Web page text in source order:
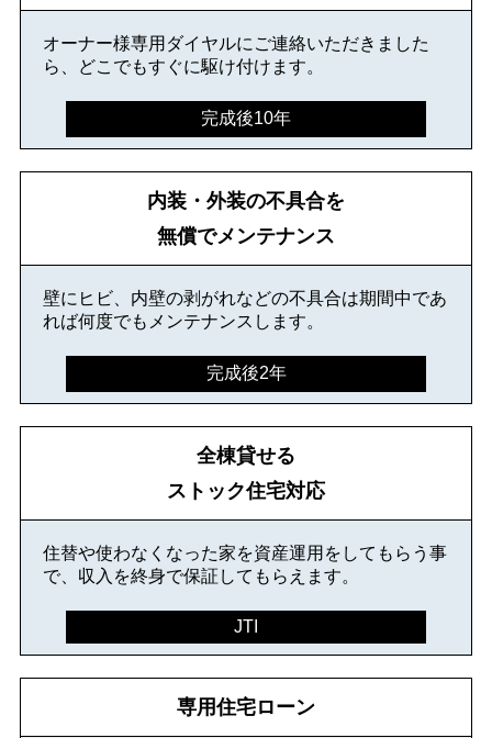
オーナー様専用ダイヤルにご連絡いただきました
ら、どこでもすぐに駆け付けます。
完成後10年
内装・外装の不具合を
無償でメンテナンス
壁にヒビ、内壁の剥がれなどの不具合は期間中であ
れば何度でもメンテナンスします。
完成後2年
全棟貸せる
ストック住宅対応
住替や使わなくなった家を資産運用をしてもらう事
で、収入を終身で保証してもらえます。
JTI
専用住宅ローン